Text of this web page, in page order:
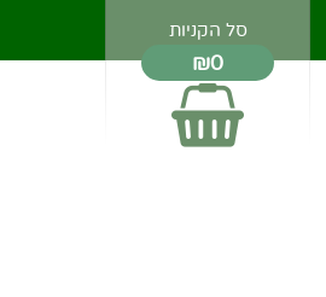
סל הקניות
₪0